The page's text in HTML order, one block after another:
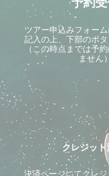
ツアー申込みフォー
記入の上、下部のボタ
（この時点までは予
ません）
クレジット
決済ページにてクレ